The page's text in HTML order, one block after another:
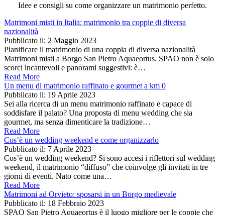
Idee e consigli su come organizzare un matrimonio perfetto.
Matrimoni misti in Italia: matrimonio tra coppie di diversa
nazionalità
Pubblicato il: 2 Maggio 2023
Pianificare il matrimonio di una coppia di diversa nazionalità
Matrimoni misti a Borgo San Pietro Aquaeortus. SPAO non è solo
scorci incantevoli e panorami suggestivi: è…
Read More
Un menu di matrimonio raffinato e gourmet a km 0
Pubblicato il: 19 Aprile 2023
Sei alla ricerca di un menu matrimonio raffinato e capace di
soddisfare il palato? Una proposta di menu wedding che sia
gourmet, ma senza dimenticare la tradizione…
Read More
Cos’è un wedding weekend e come organizzarlo
Pubblicato il: 7 Aprile 2023
Cos’è un wedding weekend? Si sono accesi i riflettori sul wedding
weekend, il matrimonio “diffuso” che coinvolge gli invitati in tre
giorni di eventi. Nato come una…
Read More
Matrimoni ad Orvieto: sposarsi in un Borgo medievale
Pubblicato il: 18 Febbraio 2023
SPAO San Pietro Aquaeortus è il luogo migliore per le coppie che